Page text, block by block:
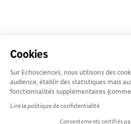
Cookies
Sur Echosciences, nous utilisons des
audience, établir des statistiques mais
fonctionnalités supplémentaires
Lire la politique de confidentialité
Consentements certifiés